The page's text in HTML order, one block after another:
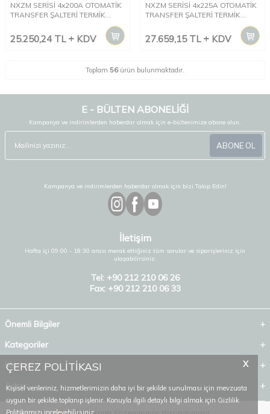
X
ÇEREZ POLİTİKASI
Kişisel verileriniz, hizmetlerimizin daha iyi bir şekilde sunulması için mevzuata
uygun bir şekilde toplanıp işlenir. Konuyla ilgili detaylı bilgi almak için Gizlilik
Politikamızı inceleyebilirsiniz.
NXZM SERİSİ 4x200A OTOMATİK
TRANSFER ŞALTERİ TERMİK
MANYETİK KORUMALI CLASS CB
25.250,24TL KDV
NXZM SERİSİ 4x225A OTOMATİK
TRANSFER ŞALTERİ TERMİK
MANYETİK KORUMALI CLASS CB
27.659,15TL KDV
Toplam 56ürün bulunmaktadır.
E - BÜLTEN ABONELİĞİ
Kampanya ve indirimlerden haberdar olmak için e-bültenimize abone olun.
ABONE OL
Kampanya ve indirimlerden haberdar olmak için bizi Takip Edin!
İletişim
Hafta içi 09:00 - 18:30 arası merak ettiğiniz tüm sorular ve siparişleriniz için
ulaşabilirsiniz.
Tel: +90 212 210 06 26
Fax: +90 212 210 06 33
Önemli Bilgiler
Kategoriler
Markalar
Adres